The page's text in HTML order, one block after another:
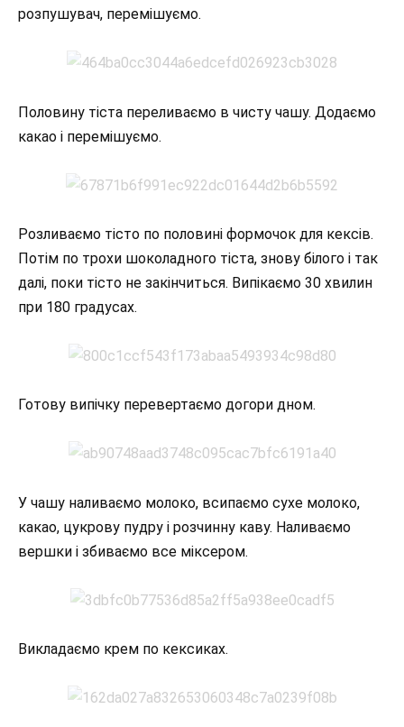
розпушувач, перемішуємо.
Половину тіста переливаємо в чисту чашу. Додаємо
какао і перемішуємо.
Розливаємо тісто по половині формочок для кексів.
Потім по трохи шоколадного тіста, знову білого і так
далі, поки тісто не закінчиться. Випікаємо 30 хвилин
при 180 градусах.
Готову випічку перевертаємо догори дном.
У чашу наливаємо молоко, всипаємо сухе молоко,
какао, цукрову пудру і розчинну каву. Наливаємо
вершки і збиваємо все міксером.
Викладаємо крем по кексиках.